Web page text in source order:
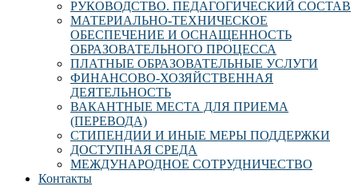
РУКОВОДСТВО. ПЕДАГОГИЧЕСКИЙ СОСТАВ
МАТЕРИАЛЬНО-ТЕХНИЧЕСКОЕ
ОБЕСПЕЧЕНИЕ И ОСНАЩЕННОСТЬ
ОБРАЗОВАТЕЛЬНОГО ПРОЦЕССА
ПЛАТНЫЕ ОБРАЗОВАТЕЛЬНЫЕ УСЛУГИ
ФИНАНСОВО-ХОЗЯЙСТВЕННАЯ
ДЕЯТЕЛЬНОСТЬ
ВАКАНТНЫЕ МЕСТА ДЛЯ ПРИЕМА
(ПЕРЕВОДА)
СТИПЕНДИИ И ИНЫЕ МЕРЫ ПОДДЕРЖКИ
ДОСТУПНАЯ СРЕДА
МЕЖДУНАРОДНОЕ СОТРУДНИЧЕСТВО
Контакты